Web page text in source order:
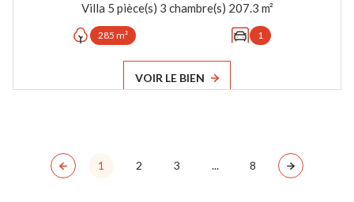
Villa 5 pièce(s) 3 chambre(s) 207.3 m²
285 m² 1
VOIR LE BIEN
1 2 3 ... 8